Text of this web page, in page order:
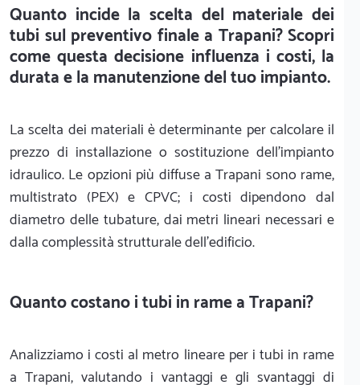
Quanto incide la scelta del materiale dei
tubi sul preventivo finale a Trapani? Scopri
come questa decisione influenza i costi, la
durata e la manutenzione del tuo impianto.
La scelta dei materiali è determinante per calcolare il
prezzo di installazione o sostituzione dell'impianto
idraulico. Le opzioni più diffuse a Trapani sono rame,
multistrato (PEX) e CPVC; i costi dipendono dal
diametro delle tubature, dai metri lineari necessari e
dalla complessità strutturale dell'edificio.
Quanto costano i tubi in rame a Trapani?
Analizziamo i costi al metro lineare per i tubi in rame
a Trapani, valutando i vantaggi e gli svantaggi di